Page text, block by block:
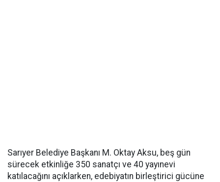
Sarıyer Belediye Başkanı M. Oktay Aksu, beş gün
sürecek etkinliğe 350 sanatçı ve 40 yayınevi
katılacağını açıklarken, edebiyatın birleştirici gücüne